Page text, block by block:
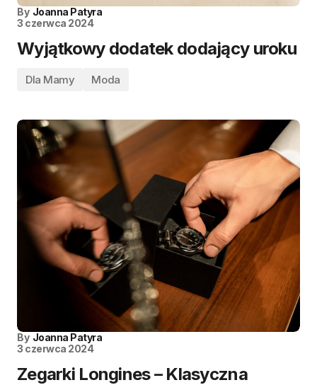
By Joanna Patyra
3 czerwca 2024
Wyjątkowy dodatek dodający uroku
Dla Mamy Moda
By Joanna Patyra
3 czerwca 2024
Zegarki Longines – Klasyczna